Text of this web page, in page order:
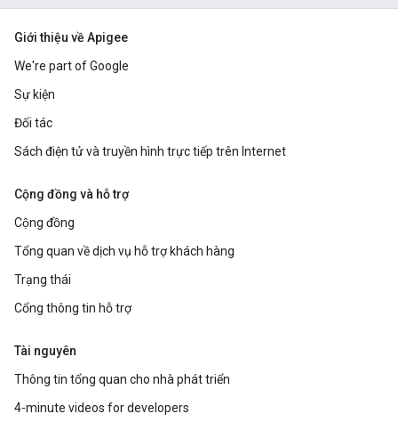
Giới thiệu về Apigee
We're part of Google
Sự kiện
Đối tác
Sách điện tử và truyền hình trực tiếp trên Internet
Cộng đồng và hỗ trợ
Cộng đồng
Tổng quan về dịch vụ hỗ trợ khách hàng
Trạng thái
Cổng thông tin hỗ trợ
Tài nguyên
Thông tin tổng quan cho nhà phát triển
4-minute videos for developers